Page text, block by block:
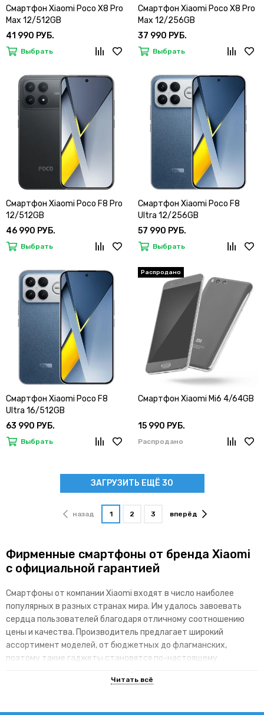
Смартфон Xiaomi Poco X8 Pro
Max 12/512GB
41 990 РУБ.
Выбрать
Смартфон Xiaomi Poco X8 Pro
Max 12/256GB
37 990 РУБ.
Выбрать
Смартфон Xiaomi Poco F8 Pro
12/512GB
46 990 РУБ.
Выбрать
Смартфон Xiaomi Poco F8
Ultra 12/256GB
57 990 РУБ.
Выбрать
Смартфон Xiaomi Poco F8
Ultra 16/512GB
63 990 РУБ.
Выбрать
Смартфон Xiaomi Mi6 4/64GB
15 990 РУБ.
Распродано
ЗАГРУЗИТЬ ЕЩЁ 30
назад 1 2 3 вперёд
Фирменные смартфоны от бренда Xiaomi
с официальной гарантией
Смартфоны от компании Xiaomi входят в число наиболее
популярных в разных странах мира. Им удалось завоевать
сердца пользователей благодаря отличному соотношению
цены и качества. Производитель предлагает широкий
ассортимент моделей, от бюджетных до флагманских,
поэтому такие гаджеты становятся по-настоящему
линейки гаджетов